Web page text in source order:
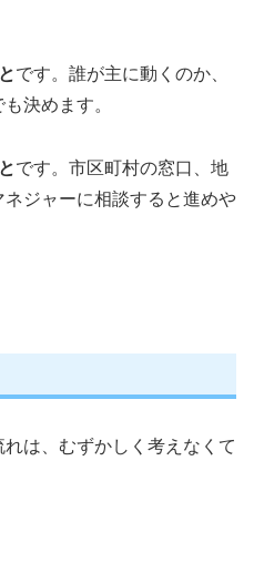
です。誰が主に動くのか、
決めます。
です。市区町村の窓口、地
ジャーに相談すると進めや
は、むずかしく考えなくて